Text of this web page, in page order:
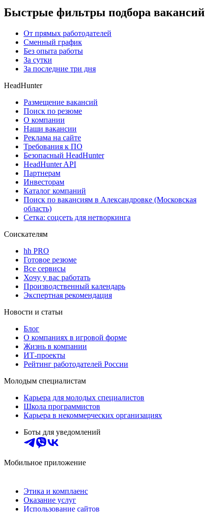
Быстрые фильтры подбора вакансий
От прямых работодателей
Сменный график
Без опыта работы
За сутки
За последние три дня
HeadHunter
Размещение вакансий
Поиск по резюме
О компании
Наши вакансии
Реклама на сайте
Требования к ПО
Безопасный HeadHunter
HeadHunter API
Партнерам
Инвесторам
Каталог компаний
Поиск по вакансиям в Александровке (Московская
область)
Сетка: соцсеть для нетворкинга
Соискателям
hh PRO
Готовое резюме
Все сервисы
Хочу у вас работать
Производственный календарь
Экспертная рекомендация
Новости и статьи
Блог
О компаниях в игровой форме
Жизнь в компании
ИТ-проекты
Рейтинг работодателей России
Молодым специалистам
Карьера для молодых специалистов
Школа программистов
Карьера в некоммерческих организациях
Боты для уведомлений
Мобильное приложение
Этика и комплаенс
Оказание услуг
Использование сайтов